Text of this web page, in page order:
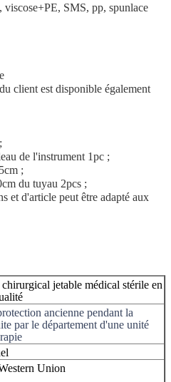
SMS, pp, spunlace
client est disponible également
de l'instrument 1pc ;
;
du tuyau 2pcs ;
et d'article peut être adapté aux
jetable médical stérile en
ancienne pendant la
par le département d'une unité
Union